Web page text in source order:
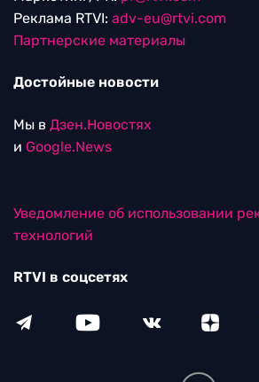
Реклама RTVI: adv-eu@rtvi.com
Партнерские материалы
Достойные новости
Мы в Дзен.Новостях
и Google.News
Уведомление об использовании
технологий
RTVI в соцсетях